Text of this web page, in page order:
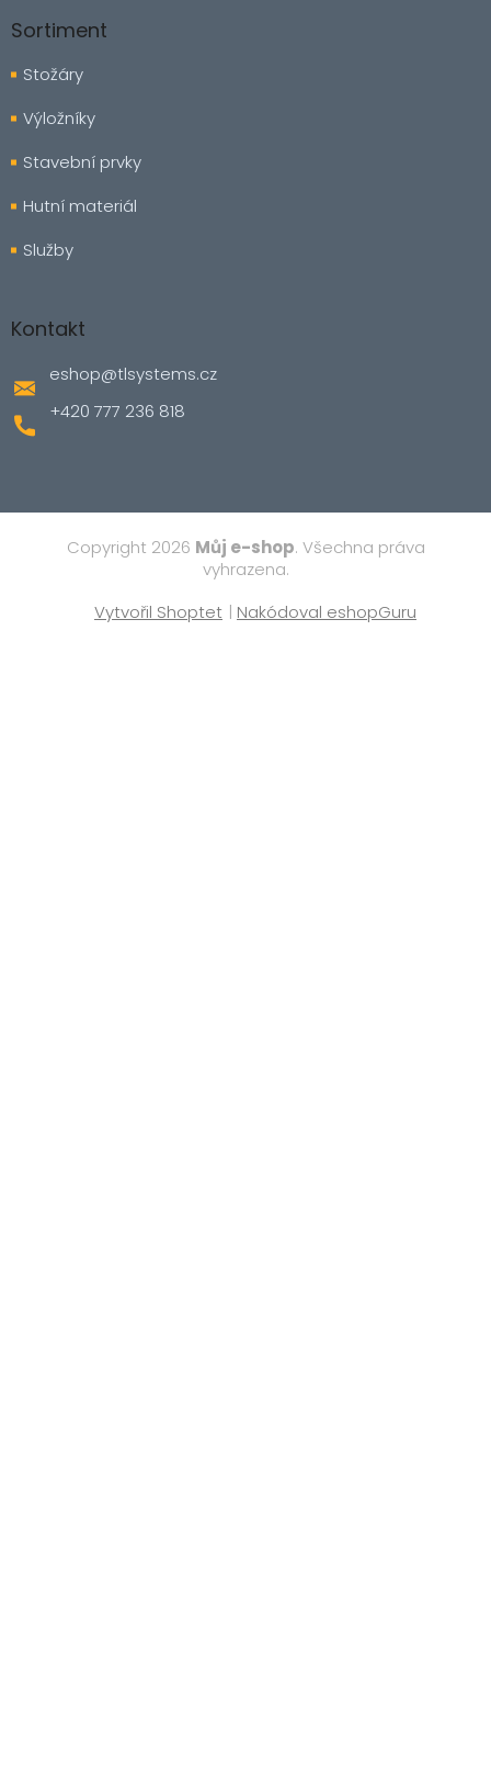
Sortiment
Stožáry
Výložníky
Stavební prvky
Hutní materiál
Služby
Kontakt
eshop@tlsystems.cz
+420 777 236 818
Vytvořil Shoptet | Nakódoval eshopGuru
Copyright 2026 Můj e-shop. Všechna práva
vyhrazena.